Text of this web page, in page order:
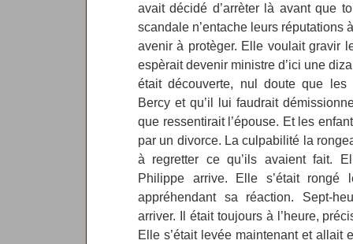
avait décidé d’arrèter là avant que
scandale n’entache leurs réputations
avenir à protèger. Elle voulait gravir
espèrait devenir ministre d’ici une
était découverte, nul doute que
Bercy et qu’il lui faudrait
que ressentirait l’épouse. Et les
par un divorce. La culpabilité la
à regretter ce qu’ils avaient fait.
Philippe arrive. Elle s’était
appréhendant sa réaction. Sept-
arriver. Il était toujours à l’heure,
Elle s’était levée maintenant et allait